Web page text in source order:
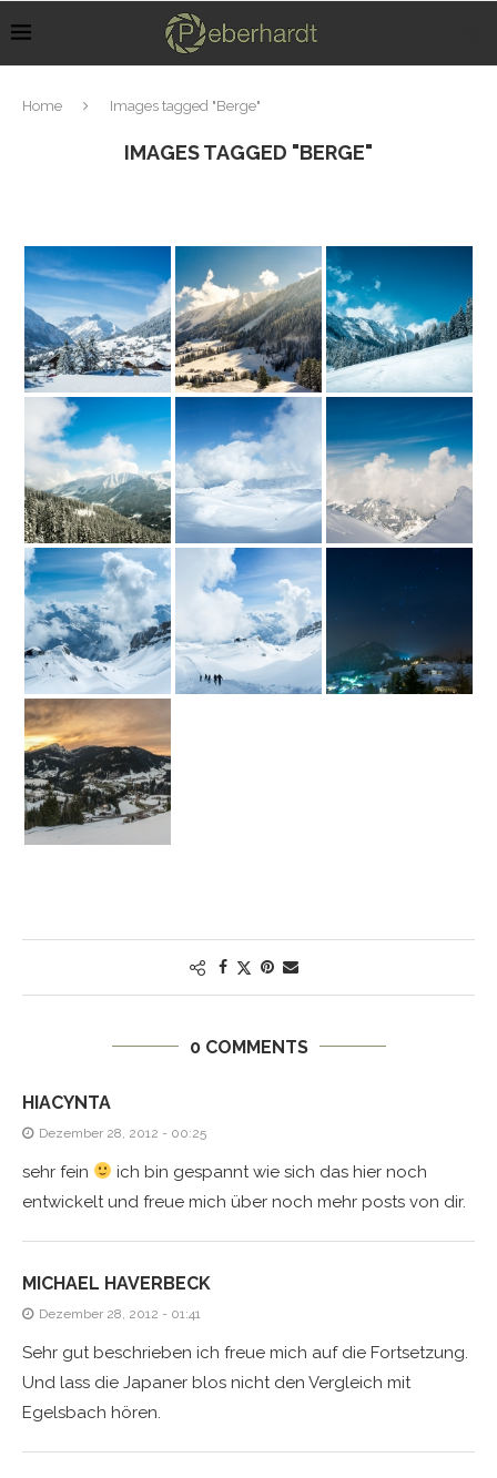
Home Images tagged "Berge"
IMAGES TAGGED "BERGE"
0 COMMENTS
HIACYNTA
Dezember 28, 2012 - 00:25
sehr fein
ich bin gespannt wie sich das hier noch
entwickelt und freue mich über noch mehr posts von dir.
MICHAEL HAVERBECK
Dezember 28, 2012 - 01:41
Sehr gut beschrieben ich freue mich auf die Fortsetzung.
Und lass die Japaner blos nicht den Vergleich mit
Egelsbach hören.